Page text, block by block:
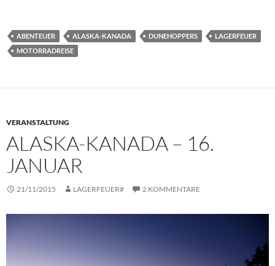
ABENTEUER ALASKA-KANADA DUNEHOPPERS
LAGERFEUER
MOTORRADREISE
VERANSTALTUNG
ALASKA-KANADA – 16.
JANUAR
21/11/2015 LAGERFEUER# 2 KOMMENTARE